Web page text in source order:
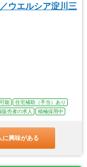
ウエルシア淀川三
能
住宅補助（手当）あり
販売者の求人 積極採用中
に興味がある